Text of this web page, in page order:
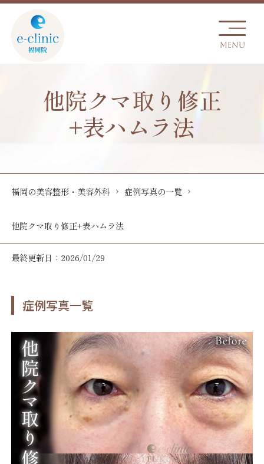
他院クマ取り修正
+表ハムラ法
福岡の美容整形・美容外科 症例写真の一覧
他院クマ取り修正+表ハムラ法
最終更新日：2026/01/29
症例写真一覧